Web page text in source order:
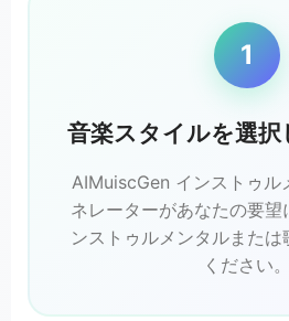
1
音楽スタイルを選
AIMuiscGen インストゥル
ネレーターがあなたの要望
ンストゥルメンタルまた
ください。